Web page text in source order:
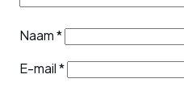
Naam*
E-mail*